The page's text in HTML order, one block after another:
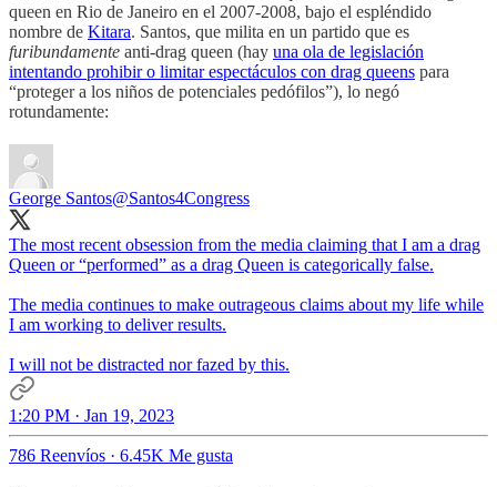
queen en Rio de Janeiro en el 2007-2008, bajo el espléndido
nombre de Kitara. Santos, que milita en un partido que es
furibundamente anti-drag queen (hay una ola de legislación
intentando prohibir o limitar espectáculos con drag queens para
“proteger a los niños de potenciales pedófilos”), lo negó
rotundamente:
George Santos@Santos4Congress
The most recent obsession from the media claiming that I am a drag
Queen or “performed” as a drag Queen is categorically false.
The media continues to make outrageous claims about my life while
I am working to deliver results.
I will not be distracted nor fazed by this.
1:20 PM · Jan 19, 2023
786 Reenvíos · 6.45K Me gusta